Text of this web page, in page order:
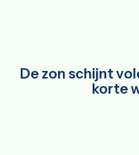
De zon schijnt
korte